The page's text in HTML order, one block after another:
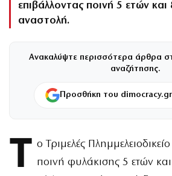
επιβάλλοντας ποινή 5 ετών
αναστολή.
Ανακαλύψτε περισσότερα άρθρα
αναζήτησης.
Προσθήκη του
Τ ο Τριμελές
ποινή φυλάκισης 5 ετών